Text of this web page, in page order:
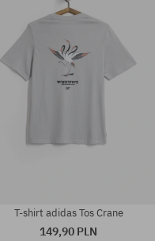
rozmiary:
T-shirt adidas Tos Crane
149,90 PLN